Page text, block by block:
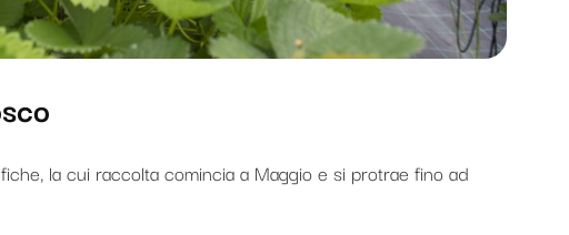
la cui raccolta comincia a Maggio e si protrae fino ad